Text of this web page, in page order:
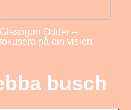
Glasögon Odder –
fokusera på din vision
busch